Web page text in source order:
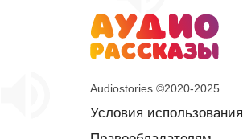
Audiostories ©2020-2025
Условия использования